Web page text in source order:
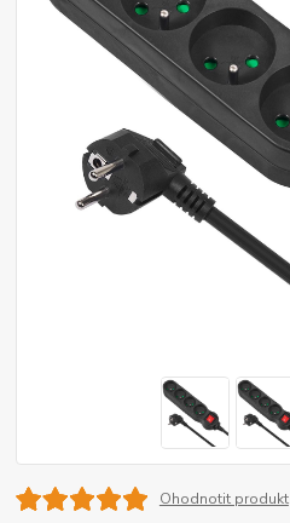
Ohodnotit produkt